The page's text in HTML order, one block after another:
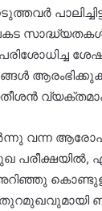
വന്ന
പരീക്ഷയിൽ,
അറിഞ്ഞു
തുറമുഖവുമായി